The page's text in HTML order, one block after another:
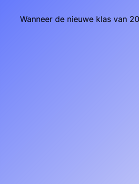
Wanneer de nieuwe klas van